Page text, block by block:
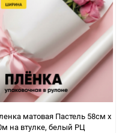
матовая Пастель 58см х
на втулке, белый РЦ